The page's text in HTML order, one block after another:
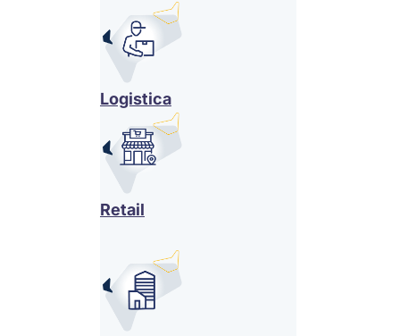
Logistica
Retail